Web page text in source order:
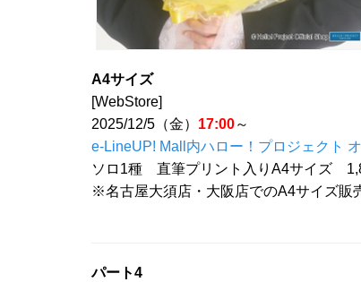
A4サイズ
[WebStore]
2025/12/5（金） 17:00～
e-LineUP! Mall内ハロー！プロジェクト
ソロ1種 直筆プリント入りA4サイズ
※名古屋大須店・大阪店でのA4サイズ販
パート4